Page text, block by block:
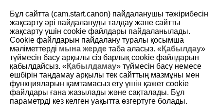
D185-193
Қауіпсіздік
Камераны желіге қосқан кезде, қауіпсіз желі ортасын пайдалануға
көз жеткізіңіз.
Камераны әдепкі параметрлермен пайдалану ұсынылады.
Камераны желіге қосқан кезде, күтпеген үшінші тараптардың
Бұл сайтта (cam.start.canon) пайдаланушы тәжірибесін
жақсарту әрі пайдалануды талдау және сайтты
жақсарту үшін сookie файлдары пайдаланылады.
Cookie файлдарын пайдалану туралы қосымша
мәліметтерді мына жерде таба аласыз. «Қабылдау»
түймесін басу арқылы сіз барлық cookie файлдарын
қабылдайсыз. «Қабылдамау» түймесін басу немесе
ешбірін таңдамау арқылы тек сайттың мазмұны мен
функцияларын қамтамасыз ету үшін қажет cookie
файлдары ғана жазылады және сақталады. Бұл
параметрді кез келген уақытта өзгертуге болады.